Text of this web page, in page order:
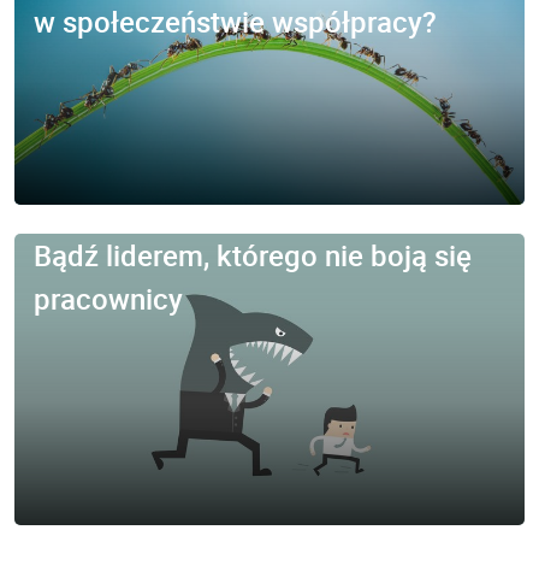
w społeczeństwie współpracy?
Bądź liderem, którego nie boją się
pracownicy